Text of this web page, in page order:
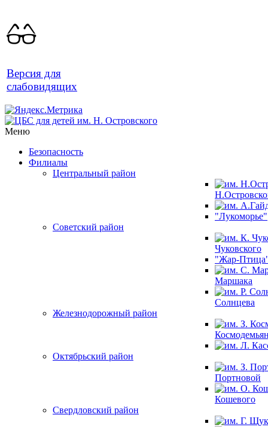
Версия для
слабовидящих
Меню
Безопасность
Филиалы
Центральный район
"Лукоморье"
Советский район
Чуковского
"Жар-
Маршака
Солнцева
Железнодорожный район
Октябрьский район
Портновой
Кошевого
Свердловский район